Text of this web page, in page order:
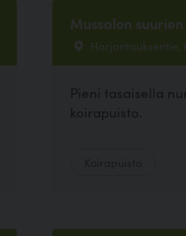
Mussalon
Harjantauksentie,
Pieni tasaisella
koirapuisto.